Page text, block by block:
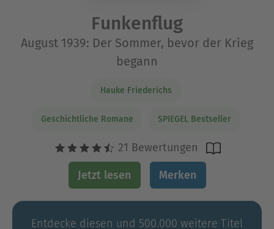
Funkenflug
August 1939: Der Sommer, bevor der Krieg
begann
Hauke Friederichs
Geschichtliche Romane SPIEGEL Bestseller
21 Bewertungen
Jetzt lesen Merken
Entdecke diesen und 500.000 weitere Titel